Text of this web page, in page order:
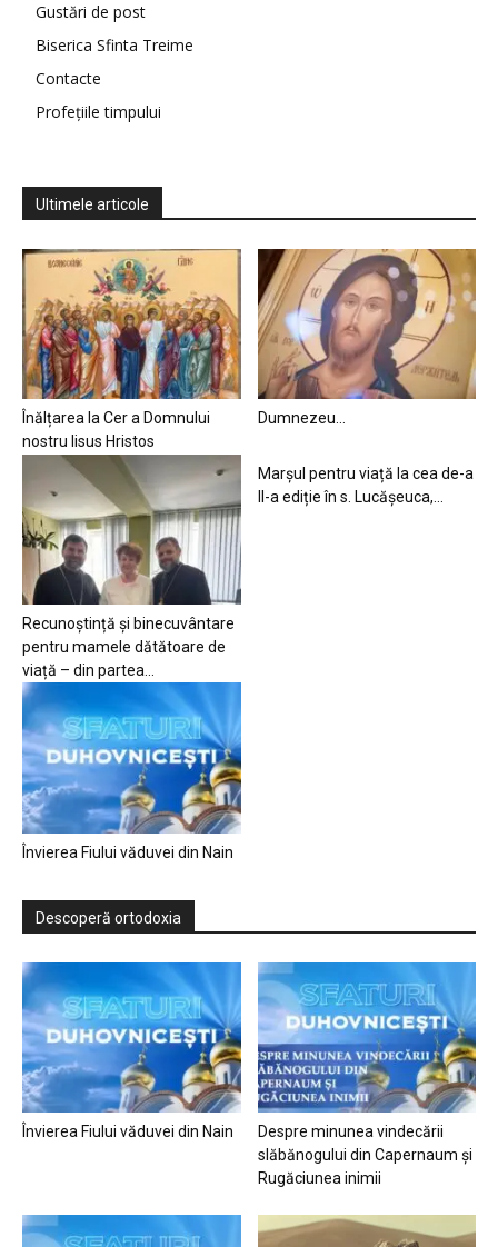
Gustări de post
Biserica Sfinta Treime
Contacte
Profețiile timpului
Ultimele articole
Înălțarea la Cer a Domnului
nostru Iisus Hristos
Dumnezeu…
Recunoștință și binecuvântare
pentru mamele dătătoare de
viață – din partea...
Marșul pentru viață la cea de-a
II-a ediție în s. Lucășeuca,...
Învierea Fiului văduvei din Nain
Descoperă ortodoxia
Învierea Fiului văduvei din Nain
Despre minunea vindecării
slăbănogului din Capernaum și
Rugăciunea inimii